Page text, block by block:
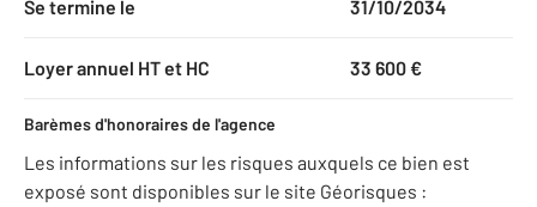
Se termine le 31/10/2034
Loyer annuel HT et HC 33 600 €
Barèmes d'honoraires de l'agence
Les informations sur les risques auxquels ce bien est
exposé sont disponibles sur le site Géorisques :